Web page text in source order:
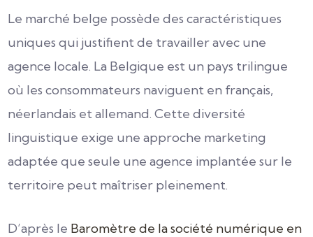
Le marché belge possède des caractéristiques
uniques qui justifient de travailler avec une
agence locale. La Belgique est un pays trilingue
où les consommateurs naviguent en français,
néerlandais et allemand. Cette diversité
linguistique exige une approche marketing
adaptée que seule une agence implantée sur le
territoire peut maîtriser pleinement.
D’après le Baromètre de la société numérique en